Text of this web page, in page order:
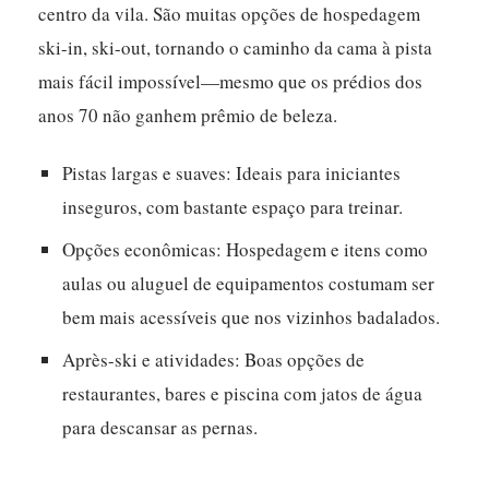
centro da vila. São muitas opções de hospedagem
ski-in, ski-out, tornando o caminho da cama à pista
mais fácil impossível—mesmo que os prédios dos
anos 70 não ganhem prêmio de beleza.
Pistas largas e suaves: Ideais para iniciantes
inseguros, com bastante espaço para treinar.
Opções econômicas: Hospedagem e itens como
aulas ou aluguel de equipamentos costumam ser
bem mais acessíveis que nos vizinhos badalados.
Après-ski e atividades: Boas opções de
restaurantes, bares e piscina com jatos de água
para descansar as pernas.